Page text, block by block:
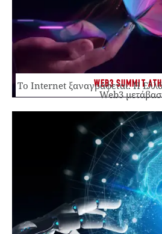
WEB3 SUMMIT
Το Internet ξαναγράφεται. Η
Web3